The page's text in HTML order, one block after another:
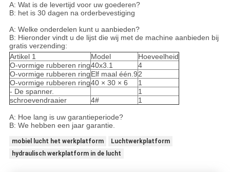
A: Wat is de levertijd voor uw goederen?
B: het is 30 dagen na orderbevestiging
A: Welke onderdelen kunt u aanbieden?
B: Hieronder vindt u de lijst die wij met de machine aanbieden bij
gratis verzending:
Artikel 1
Model
Hoeveelheid
O-vormige rubberen ring40x3.1
4
O-vormige rubberen ringElf maal één.92
O-vormige rubberen ring40 × 30 × 6
1
- De spanner.
1
schroevendraaier
4# 1
A: Hoe lang is uw garantieperiode?
B: We hebben een jaar garantie.
mobiel lucht het werkplatform
Luchtwerkplatform
hydraulisch werkplatform in de lucht